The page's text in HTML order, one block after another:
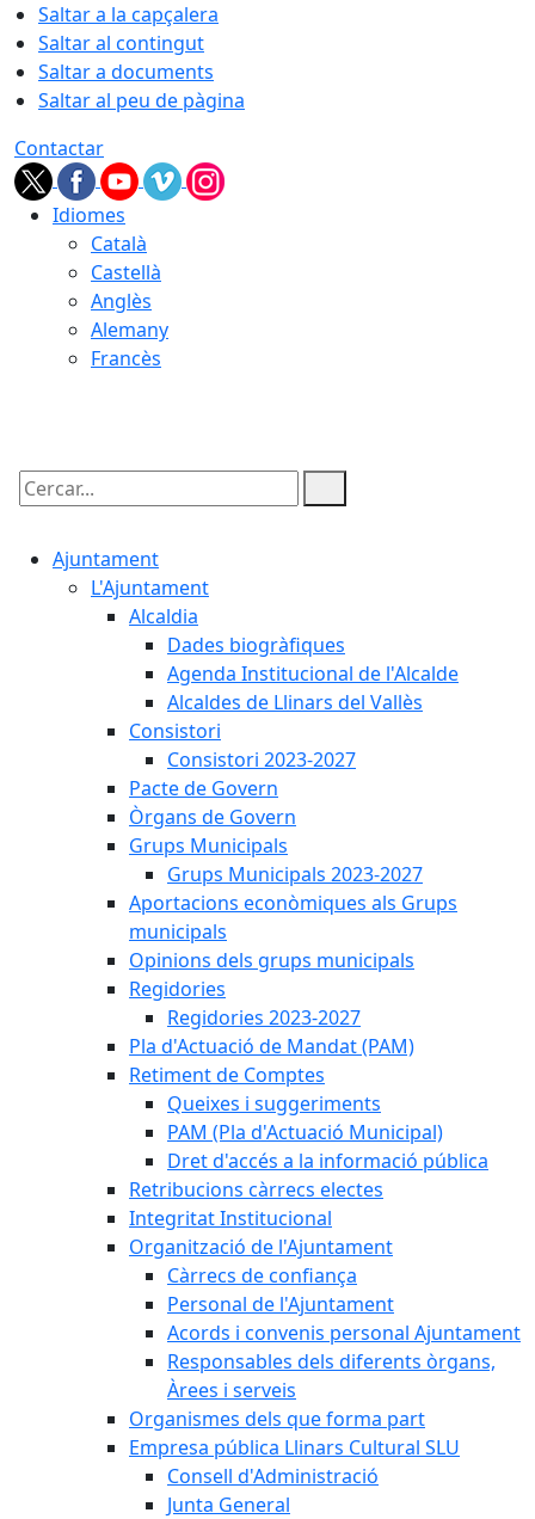
Saltar a la capçalera
Saltar al contingut
Saltar a documents
Saltar al peu de pàgina
Contactar
Idiomes
Català
Castellà
Anglès
Alemany
Francès
Cercar:
Ajuntament
L'Ajuntament
Alcaldia
Dades biogràfiques
Agenda Institucional de l'Alcalde
Alcaldes de Llinars del Vallès
Consistori
Consistori 2023-2027
Pacte de Govern
Òrgans de Govern
Grups Municipals
Grups Municipals 2023-2027
Aportacions econòmiques als Grups
municipals
Opinions dels grups municipals
Regidories
Regidories 2023-2027
Pla d'Actuació de Mandat (PAM)
Retiment de Comptes
Queixes i suggeriments
PAM (Pla d'Actuació Municipal)
Dret d'accés a la informació pública
Retribucions càrrecs electes
Integritat Institucional
Organització de l'Ajuntament
Càrrecs de confiança
Personal de l'Ajuntament
Acords i convenis personal Ajuntament
Responsables dels diferents òrgans,
Àrees i serveis
Organismes dels que forma part
Empresa pública Llinars Cultural SLU
Consell d'Administració
Junta General